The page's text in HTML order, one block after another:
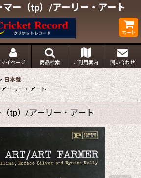
マー（tp）/アーリー・アート
カート
マイページ 商品検索 ご利用案内 問い合わせ
日本盤
ーリー・アート
tp）/アーリー・アート